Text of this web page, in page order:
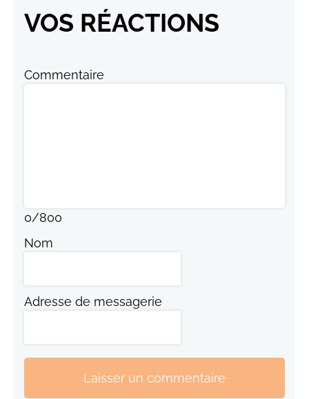
VOS RÉACTIONS
Commentaire
0/800
Nom
Adresse de messagerie
Laisser un commentaire